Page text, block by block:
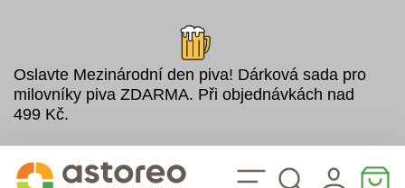
Oslavte Mezinárodní den piva! Dárková sada pro
milovníky piva ZDARMA. Při objednávkách nad
499 Kč.